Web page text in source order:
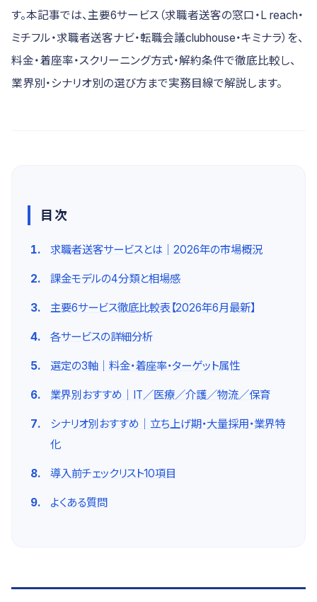
す。本記事では、主要6サービス（求職者送客の窓口・L reach・
ミチフル・求職者送客ナビ・転職会議clubhouse・キミナラ）を、
料金・着座率・スクリーニング方式・解約条件で徹底比較し、
業界別・シナリオ別の選び方まで実務目線で解説します。
目次
求職者送客サービスとは｜2026年の市場概況
課金モデルの4分類と相場感
主要6サービス徹底比較表【2026年6月最新】
各サービスの詳細分析
選定の3軸｜料金・着座率・ターゲット属性
業界別おすすめ｜IT／医療／介護／物流／保育
シナリオ別おすすめ｜立ち上げ期・大量採用・業界特
化
導入前チェックリスト10項目
よくある質問